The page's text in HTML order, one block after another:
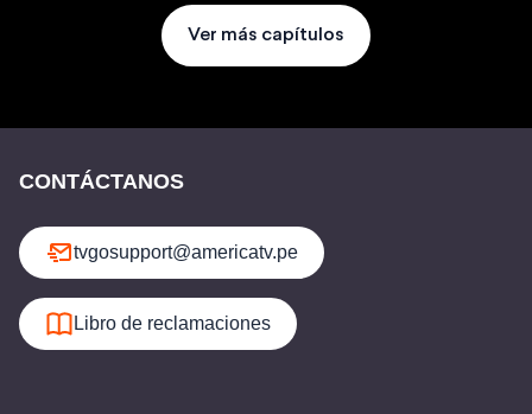
Ver más capítulos
CONTÁCTANOS
tvgosupport@americatv.pe
Libro de reclamaciones